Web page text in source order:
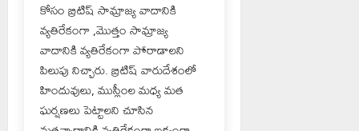
కోసం బ్రిటిష్ సామ్రాజ్య వాదానికి
వ్యతిరేకంగా ,మొత్తం సామ్రాజ్య
వాదానికి వ్యతిరేకంగా పోరాడాలని
పిలుపు నిచ్చారు. బ్రిటిష్ వారుదేశంలో
హిందువులు, ముస్లీంల మధ్య మత
ఘర్షణలు పెట్టాలని చూసిన